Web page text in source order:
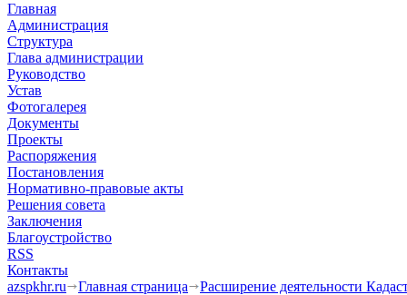
Главная
Администрация
Структура
Глава администрации
Руководство
Устав
Фотогалерея
Документы
Проекты
Распоряжения
Постановления
Нормативно-правовые акты
Решения совета
Заключения
Благоустройство
RSS
Контакты
azspkhr.ru
Главная страница Расширение деятельности